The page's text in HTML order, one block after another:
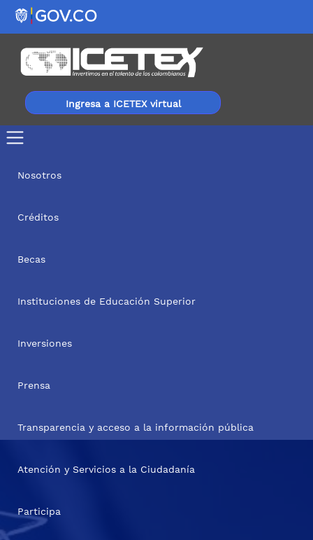
Ingresa a ICETEX virtual
Nosotros
Créditos
Becas
Instituciones de Educación Superior
Inversiones
Prensa
Transparencia y acceso a la información pública
Atención y Servicios a la Ciudadanía
Participa